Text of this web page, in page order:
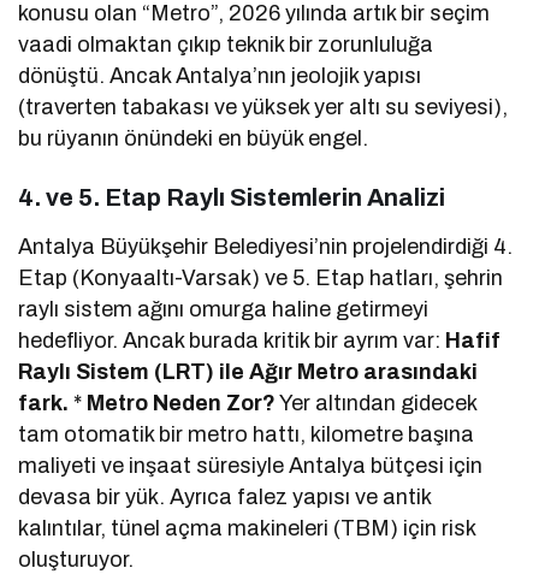
konusu olan “Metro”, 2026 yılında artık bir seçim
vaadi olmaktan çıkıp teknik bir zorunluluğa
dönüştü. Ancak Antalya’nın jeolojik yapısı
(traverten tabakası ve yüksek yer altı su seviyesi),
bu rüyanın önündeki en büyük engel.
4. ve 5. Etap Raylı Sistemlerin Analizi
Antalya Büyükşehir Belediyesi’nin projelendirdiği 4.
Etap (Konyaaltı-Varsak) ve 5. Etap hatları, şehrin
raylı sistem ağını omurga haline getirmeyi
hedefliyor. Ancak burada kritik bir ayrım var: Hafif
Raylı Sistem (LRT) ile Ağır Metro arasındaki
fark. * Metro Neden Zor? Yer altından gidecek
tam otomatik bir metro hattı, kilometre başına
maliyeti ve inşaat süresiyle Antalya bütçesi için
devasa bir yük. Ayrıca falez yapısı ve antik
kalıntılar, tünel açma makineleri (TBM) için risk
oluşturuyor.